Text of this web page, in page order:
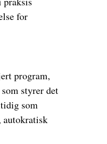
for
program,
styrer det
som